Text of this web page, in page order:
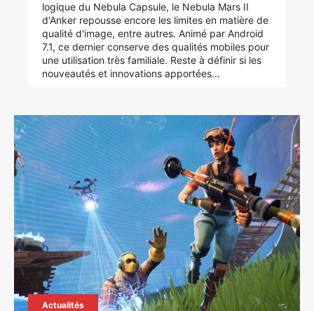
logique du Nebula Capsule, le Nebula Mars II
d'Anker repousse encore les limites en matière de
qualité d'image, entre autres. Animé par Android
7.1, ce dernier conserve des qualités mobiles pour
une utilisation très familiale. Reste à définir si les
nouveautés et innovations apportées…
Actualités
Rechercher